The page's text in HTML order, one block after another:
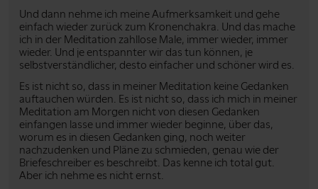
Und dann nehme ich meine Aufmerksamkeit und gehe
einfach wieder zurück zum Kronenchakra. Und das mache
ich in der Meditation zahllose Male, immer wieder, immer
wieder. Und je entspannter wir das tun können, je
selbstverständlicher, desto einfacher und schöner wird es.
Es ist nicht so, dass in meiner Meditation keine Gedanken
auftauchen würden. Es ist nicht so, dass ich mich in meiner
Meditation am Morgen nicht von diesen Gedanken
einfangen lasse und immer wieder beginne, über das,
worum es in diesen Gedanken ging, noch weiter
nachzudenken und Pläne zu schmieden, genau wie der
Briefeschreiber es beschreibt. Das kenne ich total gut.
Aber ich nehme es nicht ernst.